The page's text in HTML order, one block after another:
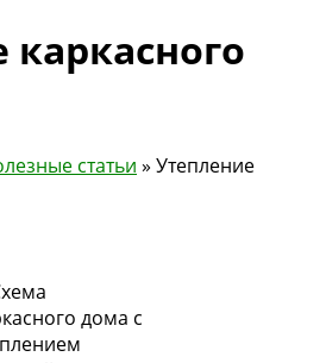
статьи » Утепление